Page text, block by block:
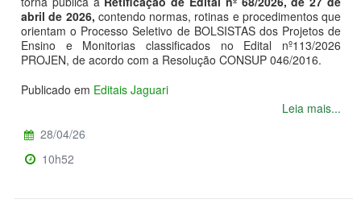
abril de 2026, contendo normas, rotinas e procedimentos que
orientam o Processo Seletivo de BOLSISTAS dos Projetos de
Ensino e Monitorias classificados no Edital nº113/2026
PROJEN, de acordo com a Resolução CONSUP 046/2016.
Publicado em Editais Jaguari
Leia mais...
28/04/26
10h52